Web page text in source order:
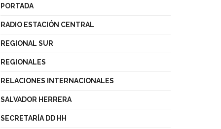
PORTADA
RADIO ESTACIÓN CENTRAL
REGIONAL SUR
REGIONALES
RELACIONES INTERNACIONALES
SALVADOR HERRERA
SECRETARÍA DD HH